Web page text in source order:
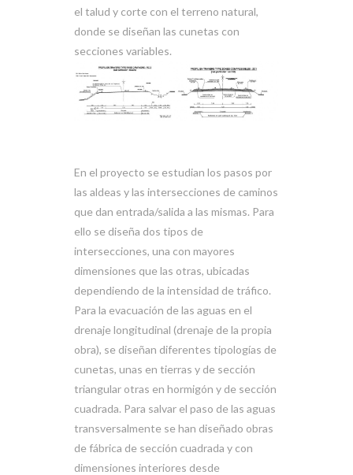
el talud y corte con el terreno natural,
donde se diseñan las cunetas con
secciones variables.
En el proyecto se estudian los pasos por
las aldeas y las intersecciones de caminos
que dan entrada/salida a las mismas. Para
ello se diseña dos tipos de
intersecciones, una con mayores
dimensiones que las otras, ubicadas
dependiendo de la intensidad de tráfico.
Para la evacuación de las aguas en el
drenaje longitudinal (drenaje de la propia
obra), se diseñan diferentes tipologías de
cunetas, unas en tierras y de sección
triangular otras en hormigón y de sección
cuadrada. Para salvar el paso de las aguas
transversalmente se han diseñado obras
de fábrica de sección cuadrada y con
dimensiones interiores desde